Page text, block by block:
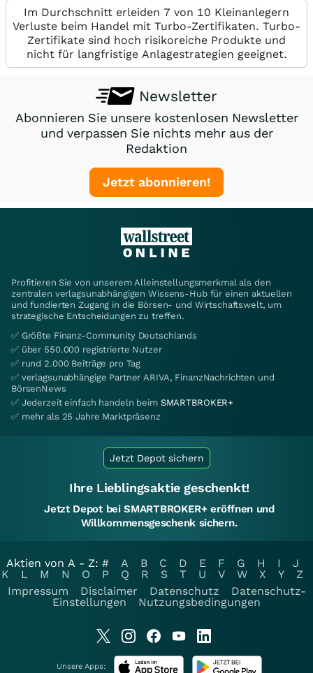
Im Durchschnitt erleiden 7 von 10 Kleinanlegern
Verluste beim Handel mit Turbo-Zertifikaten. Turbo-
Zertifikate sind hoch risikoreiche Produkte und
nicht für langfristige Anlagestrategien geeignet.
Newsletter
Abonnieren Sie unsere kostenlosen Newsletter
und verpassen Sie nichts mehr aus der
Redaktion
Jetzt abonnieren!
Profitieren Sie von unserem Alleinstellungsmerkmal als den
zentralen verlagsunabhängigen Wissens-Hub für einen aktuellen
und fundierten Zugang in die Börsen- und Wirtschaftswelt, um
strategische Entscheidungen zu treffen.
✅ Größte Finanz-Community Deutschlands
✅ über 550.000 registrierte Nutzer
✅ rund 2.000 Beiträge pro Tag
✅ verlagsunabhängige Partner ARIVA, FinanzNachrichten und
BörsenNews
✅ Jederzeit einfach handeln beim SMARTBROKER+
✅ mehr als 25 Jahre Marktpräsenz
Jetzt Depot sichern
Ihre Lieblingsaktie geschenkt!
Jetzt Depot bei SMARTBROKER+ eröffnen und
Willkommensgeschenk sichern.
Aktien von A - Z: # A B C D E F G H I
J
K
L M N O P Q R S T U V W X Y
Z
Impressum
Disclaimer Datenschutz
Datenschutz-
Einstellungen
Nutzungsbedingungen
Unsere Apps: